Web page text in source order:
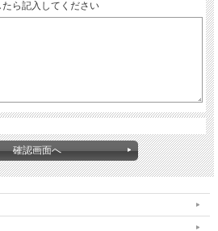
ら記入してください